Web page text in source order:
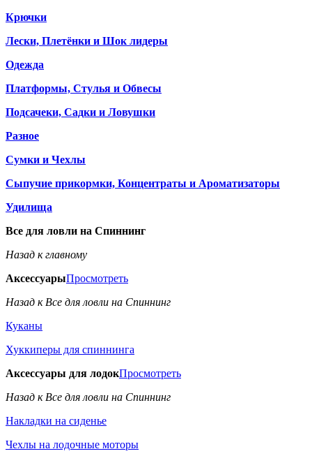
Крючки
Лески, Плетёнки и Шок лидеры
Одежда
Платформы, Стулья и Обвесы
Подсачеки, Садки и Ловушки
Разное
Сумки и Чехлы
Сыпучие прикормки, Концентраты и Ароматизаторы
Удилища
Все для ловли на Спиннинг
Назад к главному
АксессуарыПросмотреть
Назад к Все для ловли на Спиннинг
Куканы
Хуккиперы для спиннинга
Аксессуары для лодокПросмотреть
Назад к Все для ловли на Спиннинг
Накладки на сиденье
Чехлы на лодочные моторы